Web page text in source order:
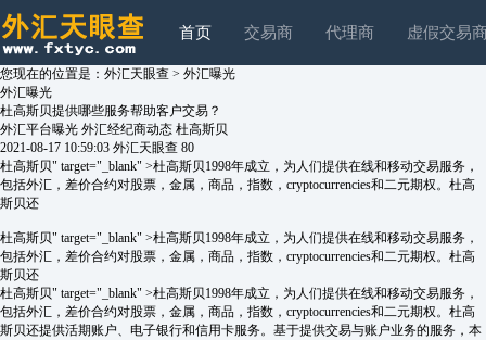
首页 交易商 代理商 虚假交易
您现在的位置是： 外汇天眼查 > 外汇曝光
外汇曝光
杜高斯贝提供哪些服务帮助客户交易？
外汇平台曝光 外汇经纪商动态 杜高斯贝
2021-08-17 10:59:03 外汇天眼查 80
杜高斯贝" target="_blank" >杜高斯贝1998年成立，为人们提供在线和移动交易服务，
包括外汇，差价合约对股票，金属，商品，指数，cryptocurrencies和二元期权。杜高
斯贝还
杜高斯贝" target="_blank" >杜高斯贝1998年成立，为人们提供在线和移动交易服务，
包括外汇，差价合约对股票，金属，商品，指数，cryptocurrencies和二元期权。杜高
斯贝还
杜高斯贝" target="_blank" >杜高斯贝1998年成立，为人们提供在线和移动交易服务，
包括外汇，差价合约对股票，金属，商品，指数，cryptocurrencies和二元期权。杜高
斯贝还提供活期账户、电子银行和信用卡服务。基于提供交易与账户业务的服务，本